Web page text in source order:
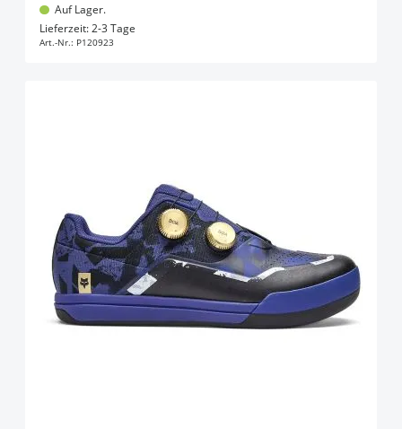
Auf Lager.
Lieferzeit: 2-3 Tage
Art.-Nr.: P120923